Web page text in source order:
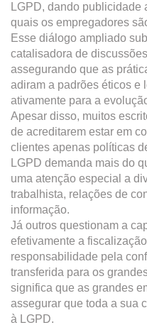
LGPD, dando publicidade
quais os empregadores
Esse diálogo ampliado
catalisadora de
assegurando que as
adiram a padrões éticos e
ativamente para a
Apesar disso, muitos
de acreditarem estar em
clientes apenas políticas
LGPD demanda mais do
uma atenção especial a
trabalhista, relações de
informação.
Já outros questionam a
efetivamente a
responsabilidade pela
transferida para os
significa que as grandes
assegurar que toda a sua
à LGPD.